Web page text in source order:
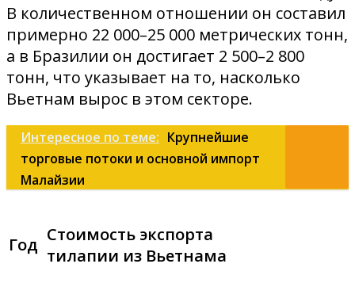
В количественном отношении он составил
примерно 22 000–25 000 метрических тонн,
а в Бразилии он достигает 2 500–2 800
тонн, что указывает на то, насколько
Вьетнам вырос в этом секторе.
Интересное по теме: Крупнейшие
торговые потоки и основной импорт
Малайзии
Год Стоимость экспорта
тилапии из Вьетнама